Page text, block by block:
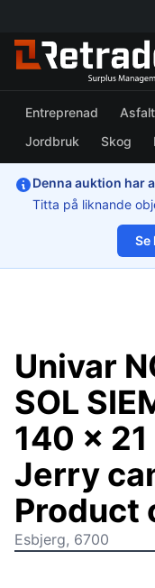
Entreprenad Asfalt
Jordbruk
Skog
Denna auktion har
Titta på liknande
Se
Univar
SOL
140 x
Jerry
Product
Esbjerg, 6700